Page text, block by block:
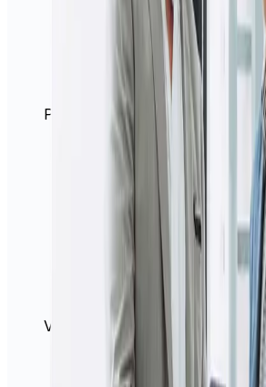
Plateforme sécurisée
Virements internationaux faciles